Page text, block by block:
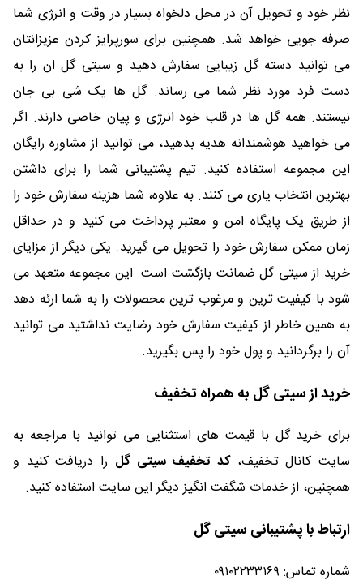
نظر خود و تحویل آن در محل دلخواه بسیار در وقت و انرژی شما
صرفه جویی خواهد شد. همچنین برای سورپرایز کردن عزیزانتان
می توانید دسته گل زیبایی سفارش دهید و سیتی گل ان را به
دست فرد مورد نظر شما می رساند. گل ها یک شی بی جان
نیستند. همه گل ها در قلب خود انرژی و پیان خاصی دارند. اگر
می خواهید هوشمندانه هدیه بدهید، می توانید از مشاوره رایگان
این مجموعه استفاده کنید. تیم پشتیبانی شما را برای داشتن
بهترین انتخاب یاری می کنند. به علاوه، شما هزینه سفارش خود را
از طریق یک پایگاه امن و معتبر پرداخت می کنید و در حداقل
زمان ممکن سفارش خود را تحویل می گیرید. یکی دیگر از مزایای
خرید از سیتی گل ضمانت بازگشت است. این مجموعه متعهد می
شود با کیفیت ترین و مرغوب ترین محصولات را به شما ارئه دهد
به همین خاطر از کیفیت سفارش خود رضایت نداشتید می توانید
آن را برگردانید و پول خود را پس بگیرید.
خرید از سیتی گل به همراه تخفیف
برای خرید گل با قیمت های استثنایی می توانید با مراجعه به
سایت کانال تخفیف،کد تخفیف سیتی گل را دریافت کنید و
همچنین، از خدمات شگفت انگیز دیگر این سایت استفاده کنید.
ارتباط با پشتیبانی سیتی گل
شماره تماس: ۰۹۱۰۲۲۳۳۱۶۹